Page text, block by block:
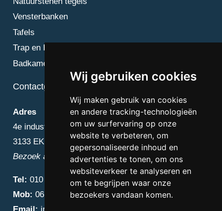
Wij gebruiken cookies
Wij maken gebruik van cookies
en andere tracking-technologieën
om uw surfervaring op onze
website te verbeteren, om
gepersonaliseerde inhoud en
advertenties te tonen, om ons
websiteverkeer te analyseren en
om te begrijpen waar onze
bezoekers vandaan komen.
Vensterbanken
Tafels
Trap en Bordes
Badkamer
Contactgegevens
Adres
4e industriestraat 25
3133 EK Vlaardingen
Bezoek alleen op afspraak
Tel: 010 – 223 3759
Mob: 06 – 4838 1000
Email: info@diamantnatuursteen.nl